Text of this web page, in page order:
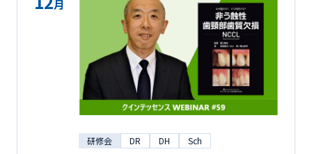
月
研修会 DR DH Sch